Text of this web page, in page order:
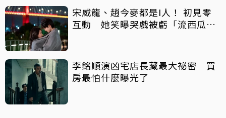
宋威龍、趙今麥都是I人！ 初見零
互動 她笑曝哭戲被虧「流西瓜
李銘順演凶宅店長藏最大祕密 買
房最怕什麼曝光了